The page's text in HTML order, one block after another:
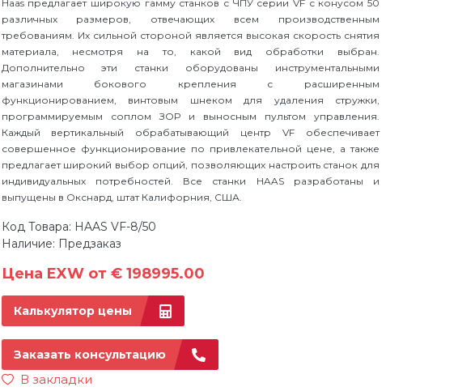
Haas предлагает широкую гамму станков с ЧПУ серии VF с конусом 50
различных размеров, отвечающих всем производственным
требованиям. Их сильной стороной является высокая скорость снятия
материала, несмотря на то, какой вид обработки выбран.
Дополнительно эти станки оборудованы инструментальными
магазинами бокового крепления с расширенным
функционированием, винтовым шнеком для удаления стружки,
программируемым соплом ЗОР и выносным пультом управления.
Каждый вертикальный обрабатывающий центр VF обеспечивает
совершенное функционирование по привлекательной цене, а также
предлагает широкий выбор опций, позволяющих настроить станок для
индивидуальных потребностей. Все станки HAAS разработаны и
выпущены в Окснард, штат Калифорния, США.
Код Товара: HAAS VF-8/50
Наличие: Предзаказ
Цена EXW от € 198995.00
Калькулятор цены
Заказать консультацию
В закладки